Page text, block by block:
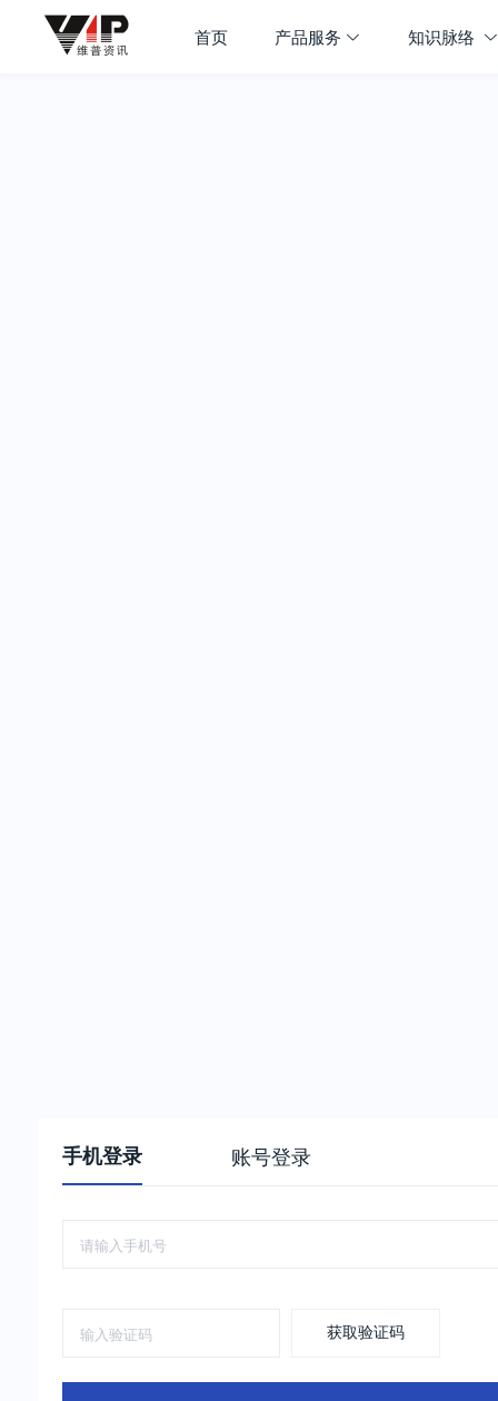
首页 产品服务 知识脉络
手机登录 账号登录
获取验证码